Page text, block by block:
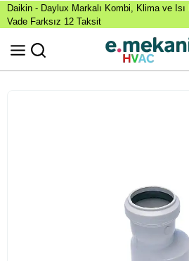
Daikin - Daylux Markalı Kombi, Klima ve
Vade Farksız 12 Taksit